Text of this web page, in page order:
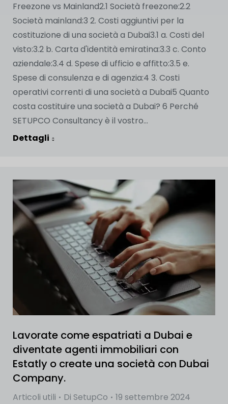
Freezone vs Mainland2.1 Società freezone:2.2
Società mainland:3 2. Costi aggiuntivi per la
costituzione di una società a Dubai3.1 a. Costi del
visto:3.2 b. Carta d'identità emiratina:3.3 c. Conto
aziendale:3.4 d. Spese di ufficio e affitto:3.5 e.
Spese di consulenza e di agenzia:4 3. Costi
operativi correnti di una società a Dubai5 Quanto
costa costituire una società a Dubai? 6 Perché
SETUPCO Consultancy è il vostro...
Dettagli
Lavorate come espatriati a Dubai e
diventate agenti immobiliari con
Estatly o create una società con Dubai
Company.
Articoli utili Di SetupCo
19 settembre 2024